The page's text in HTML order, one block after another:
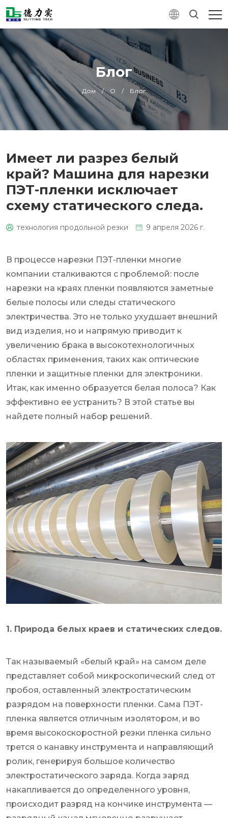
Блог
Дом / О / Блог
Имеет ли разрез белый
край? Машина для нарезки
ПЭТ-пленки исключает
схему статического следа.
технология продольной резки 9 апреля 2026 г.
В процессе нарезки ПЭТ-пленки многие
компании сталкиваются с проблемой: после
нарезки на краях пленки появляются заметные
белые полосы или следы статического
электричества. Это не только ухудшает внешний
вид изделия, но и напрямую приводит к
увеличению брака в высокотехнологичных
областях применения, таких как оптические
пленки и защитные пленки для электроники.
Итак, как именно образуется белая полоса? Как
эффективно ее устранить? В этой статье вы
найдете полный набор решений.
1. Природа белых краев и статических следов.
Так называемый «белый край» на самом деле
представляет собой микроскопический след от
пробоя, оставленный электростатическим
разрядом на поверхности пленки. Сама ПЭТ-
пленка является отличным изолятором, и во
время высокоскоростной резки пленка сильно
трется о канавку инструмента и направляющий
ролик, генерируя большое количество
электростатического заряда. Когда заряд
накапливается до определенного уровня,
происходит разряд на кончике инструмента —